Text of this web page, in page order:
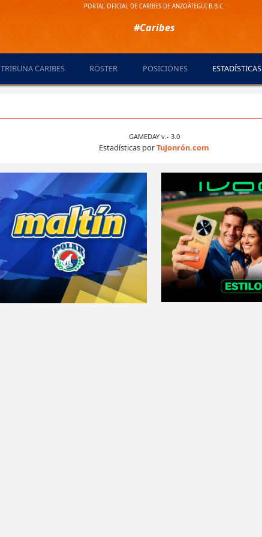
PORTAL OFICIAL DE CARIBES DE ANZOÁTEGUI B.B.C.
#Caribes
TRIBUNA CARIBES ROSTER POSICIONES ESTADÍSTICAS
GAMEDAY v.- 3.0
Estadísticas porTuJonrón.com